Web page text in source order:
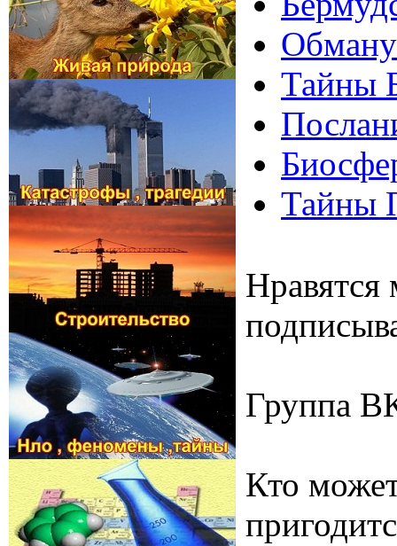
Тайны
Тайны
Группа
Кто